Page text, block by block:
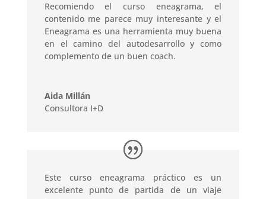
Recomiendo el curso eneagrama, el
contenido me parece muy interesante y el
Eneagrama es una herramienta muy buena
en el camino del autodesarrollo y como
complemento de un buen coach.
Aida Millán
Consultora I+D
Este curso eneagrama práctico es un
excelente punto de partida de un viaje